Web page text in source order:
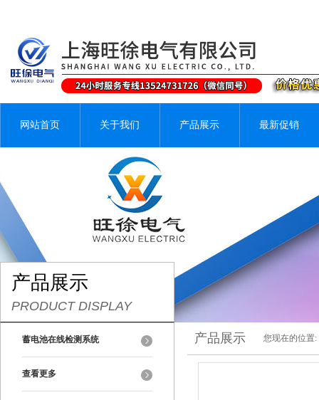
网站首页 关于我们 产品展示 最新促销
产品展示
PRODUCT DISPLAY
蓄电池在线检测系统
查看更多
产品展示 您现在的位置: